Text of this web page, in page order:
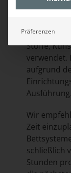
Bei einem
Bevorzugt
Stoffe,
verwendet.
aufgrund
Ausführung.
Wir
Zeit
schließlich
Stunden
Präferenzen